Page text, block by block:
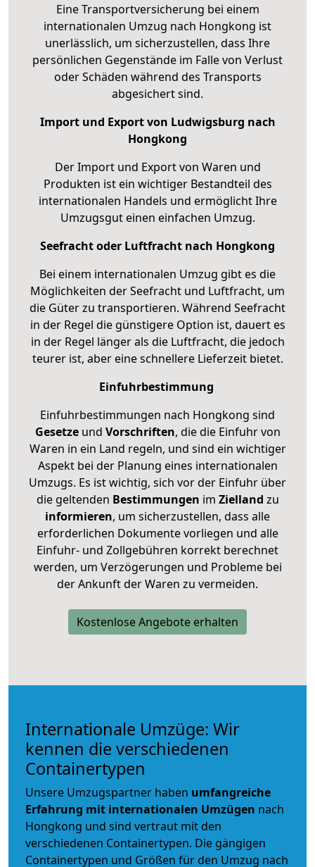
Eine Transportversicherung bei einem
internationalen Umzug nach Hongkong ist
unerlässlich, um sicherzustellen, dass Ihre
persönlichen Gegenstände im Falle von Verlust
oder Schäden während des Transports
abgesichert sind.
Import und Export von Ludwigsburg nach
Hongkong
Der Import und Export von Waren und
Produkten ist ein wichtiger Bestandteil des
internationalen Handels und ermöglicht Ihre
Umzugsgut einen einfachen Umzug.
Seefracht oder Luftfracht nach Hongkong
Bei einem internationalen Umzug gibt es die
Möglichkeiten der Seefracht und Luftfracht, um
die Güter zu transportieren. Während Seefracht
in der Regel die günstigere Option ist, dauert es
in der Regel länger als die Luftfracht, die jedoch
teurer ist, aber eine schnellere Lieferzeit bietet.
Einfuhrbestimmung
Einfuhrbestimmungen nach Hongkong sind
Gesetzeund Vorschriften, die die Einfuhr von
Waren in ein Land regeln, und sind ein wichtiger
Aspekt bei der Planung eines internationalen
Umzugs. Es ist wichtig, sich vor der Einfuhr über
die geltenden Bestimmungen im Zielland zu
informieren, um sicherzustellen, dass alle
erforderlichen Dokumente vorliegen und alle
Einfuhr- und Zollgebühren korrekt berechnet
werden, um Verzögerungen und Probleme bei
der Ankunft der Waren zu vermeiden.
Kostenlose Angebote erhalten
Internationale Umzüge: Wir
kennen die verschiedenen
Containertypen
Unsere Umzugspartner haben umfangreiche
Erfahrung mit internationalen Umzügen nach
Hongkong und sind vertraut mit den
verschiedenen Containertypen. Die gängigen
Containertypen und Größen für den Umzug nach